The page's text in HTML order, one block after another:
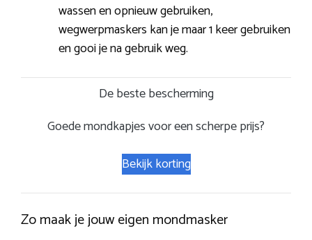
wassen en opnieuw gebruiken,
wegwerpmaskers kan je maar 1 keer gebruiken
en gooi je na gebruik weg.
De beste bescherming
Goede mondkapjes voor een scherpe prijs?
Bekijk korting
Zo maak je jouw eigen mondmasker